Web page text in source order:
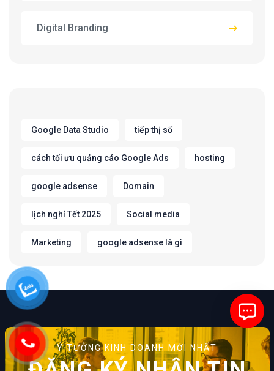
Digital Branding
Google Data Studio tiếp thị số
cách tối ưu quảng cáo Google Ads hosting
google adsense Domain
lịch nghỉ Tết 2025 Social media
Marketing google adsense là gì
Ý TƯỞNG KINH DOANH MỚI NHẤT